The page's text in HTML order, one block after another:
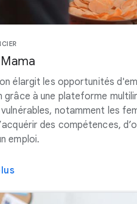
élargit les opportunités
grâce à une plateforme
notamment les
des compétences,
emploi.